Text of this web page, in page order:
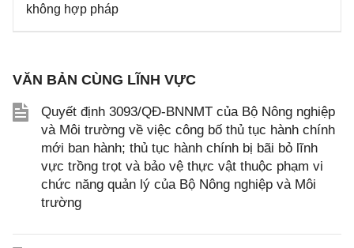
không hợp pháp
VĂN BẢN CÙNG LĨNH VỰC
Quyết định 3093/QĐ-BNNMT của Bộ Nông nghiệp
và Môi trường về việc công bố thủ tục hành chính
mới ban hành; thủ tục hành chính bị bãi bỏ lĩnh
vực trồng trọt và bảo vệ thực vật thuộc phạm vi
chức năng quản lý của Bộ Nông nghiệp và Môi
trường